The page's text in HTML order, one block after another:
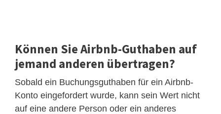
Können Sie Airbnb-Guthaben auf
jemand anderen übertragen?
Sobald ein Buchungsguthaben für ein Airbnb-
Konto eingefordert wurde, kann sein Wert nicht
auf eine andere Person oder ein anderes